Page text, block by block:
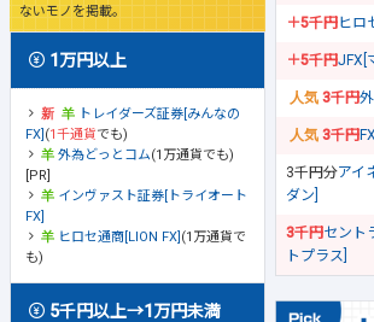
ないモノを掲載。
1万円以上
トレイダーズ証券[みんなの
FX] (1千通貨でも)
外為どっとコム(1万通貨でも)
[PR]
インヴァスト証券[トライオート
FX]
ヒロセ通商[LION FX] (1万通貨で
も)
5千円以上→1万円未満
＋5千円ヒロ
＋5千円JFX[
3千円
3千円
3千円分アイ
ダン]
3千円セント
トプラス]